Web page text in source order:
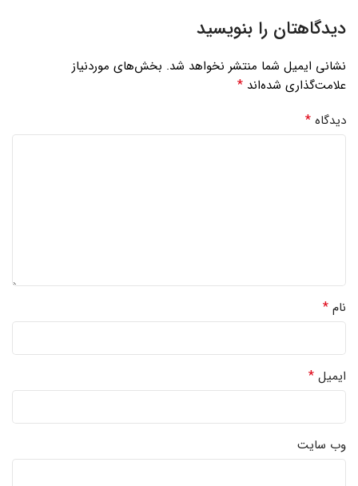
دیدگاهتان را بنویسید
نشانی ایمیل شما منتشر نخواهد شد. بخش‌های موردنیاز
علامت‌گذاری شده‌اند *
دیدگاه *
نام *
ایمیل *
وب‌ سایت